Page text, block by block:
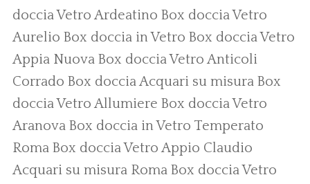
doccia Vetro Ardeatino Box doccia Vetro
Aurelio Box doccia in Vetro Box doccia Vetro
Appia Nuova Box doccia Vetro Anticoli
Corrado Box docciaAcquari su misura Box
doccia Vetro Allumiere Box doccia Vetro
Aranova Box doccia in Vetro Temperato
Roma Box doccia Vetro Appio Claudio
Acquari su misura Roma Box doccia Vetro